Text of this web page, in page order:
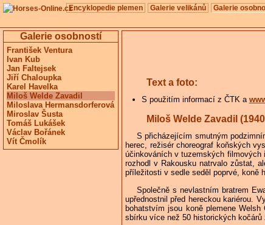
Encyklopedie plemen Galerie velikánů Galerie
Galerie osobností
František Ventura
Ivan Kub
Jan Faltejsek
Jiří Chaloupka
Karel Havelka
Miloš Welde Zavadil
Miloslava Hermansdorferová
Miroslav Šusta
Tomáš Lukášek
Václav Bořánek
Vít Čmolík
Text a foto:
S použitím informací z ČTK a
Miloš Welde Zavadil
S přicházejícím smutným
herec, režisér choreograf koňských
účinkováních v tuzemských filmových
rozhodl v Rakousku natrvalo zůstat,
příležitosti v sedle seděl poprvé, koně
Společně s nevlastním bratrem
upřednostnil před hereckou kariérou.
bohatstvím jsou koně plemene
sbírku více než 50 historických kočárů